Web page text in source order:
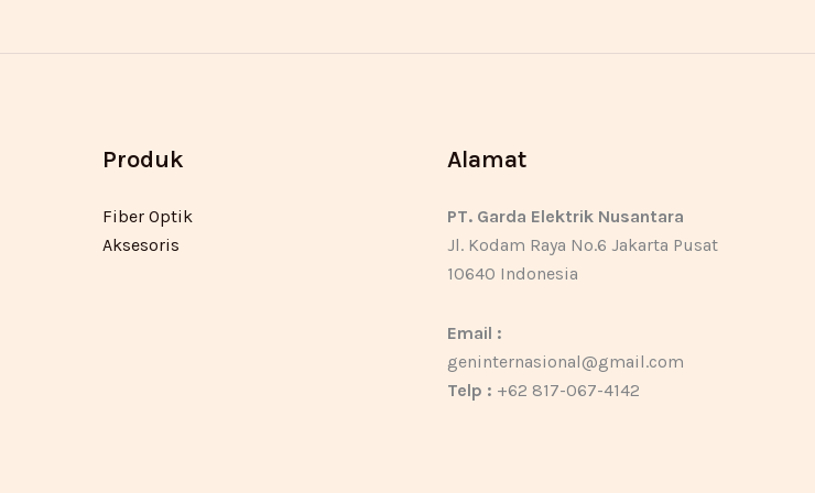
Produk
Fiber Optik
Aksesoris
Alamat
PT. Garda Elektrik Nusantara
Jl. Kodam Raya No.6 Jakarta Pusat
10640 Indonesia
Email :
geninternasional@gmail.com
Telp : +62 817-067-4142